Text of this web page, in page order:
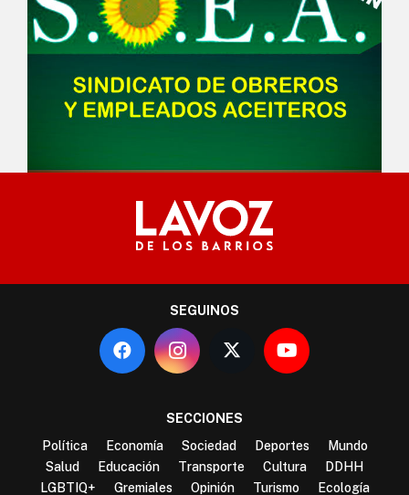
SEGUINOS
SECCIONES
Política
Economía Sociedad Deportes
Mundo
Salud
Educación Transporte Cultura
DDHH
LGBTIQ+
Gremiales Opinión Turismo Ecología